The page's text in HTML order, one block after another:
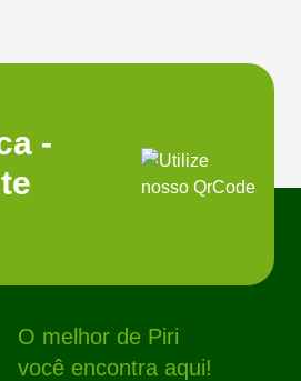
-
O melhor de Piri
você encontra aqui!